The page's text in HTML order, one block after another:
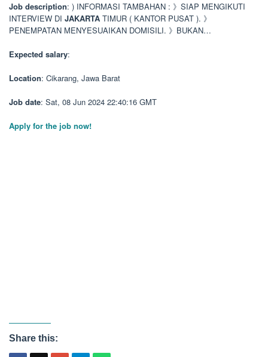
Job description: ) INFORMASI TAMBAHAN : 》SIAP MENGIKUTI
INTERVIEW DI JAKARTA TIMUR ( KANTOR PUSAT ). 》
PENEMPATAN MENYESUAIKAN DOMISILI. 》BUKAN…
Expected salary:
Location: Cikarang, Jawa Barat
Job date: Sat, 08 Jun 2024 22:40:16 GMT
Apply for the job now!
Share this: